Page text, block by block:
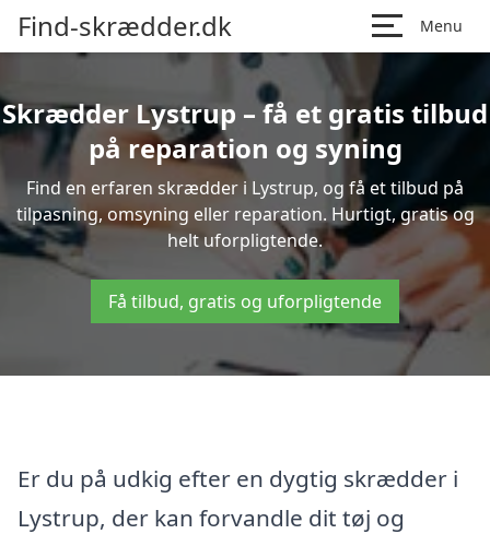
Find-skrædder.dk Menu
Skrædder Lystrup – få et gratis tilbud
på reparation og syning
Find en erfaren skrædder i Lystrup, og få et tilbud på
tilpasning, omsyning eller reparation. Hurtigt, gratis og
helt uforpligtende.
Få tilbud, gratis og uforpligtende
Er du på udkig efter en dygtig skrædder i
Lystrup, der kan forvandle dit tøj og